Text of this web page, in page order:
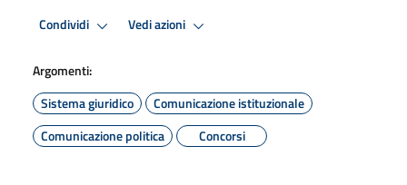
Condividi Vedi azioni
Argomenti:
Sistema giuridico
Comunicazione istituzionale
Comunicazione politica
Concorsi